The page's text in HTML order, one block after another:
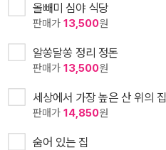
올빼미 심야 식당
판매가 13,500원
알쏭달쏭 정리 정돈
판매가 13,500원
세상에서 가장 높은 산 위의 집
판매가 14,850원
숨어 있는 집